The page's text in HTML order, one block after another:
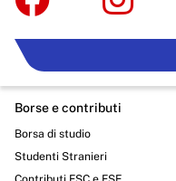
Borse e contributi
Borsa di studio
Studenti Stranieri